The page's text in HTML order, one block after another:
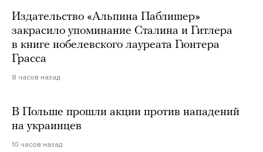
Издательство «Альпина Паблишер»
закрасило упоминание Сталина и Гитлера
в книге нобелевского лауреата Гюнтера
Грасса
8 часов назад
В Польше прошли акции против нападений
на украинцев
10 часов назад